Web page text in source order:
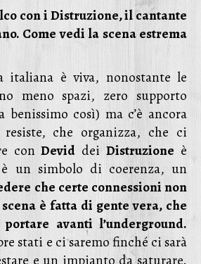
con i Distruzione, il cantante
Come vedi la scena estrema
italiana è viva, nonostante le
meno spazi, zero supporto
benissimo così) ma c’è ancora
che organizza, che ci
con Devid dei Distruzione è
un simbolo di coerenza, un
che certe connessioni non
è fatta di gente vera, che
avanti l’underground.
stati e ci saremo finché ci sarà